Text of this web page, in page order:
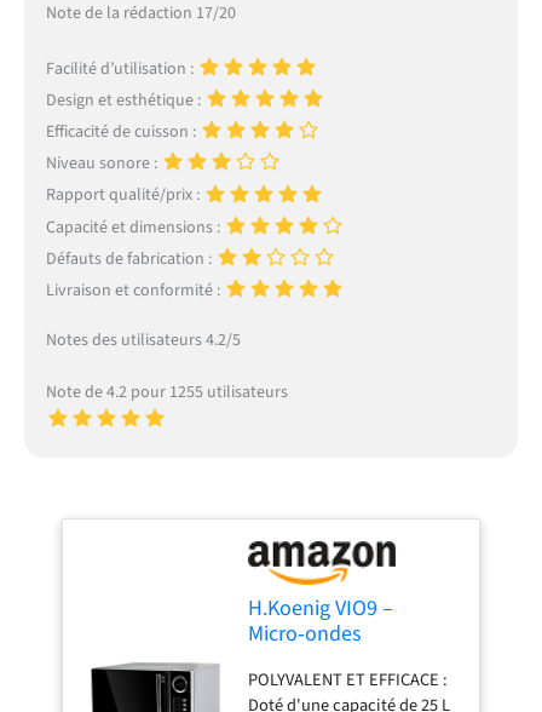
Note de la rédaction 17/20
Facilité d’utilisation :
Design et esthétique :
Efficacité de cuisson :
Niveau sonore :
Rapport qualité/prix :
Capacité et dimensions :
Défauts de fabrication :
Livraison et conformité :
Notes des utilisateurs 4.2/5
Note de 4.2 pour 1255 utilisateurs
H.Koenig VIO9 –
Micro‑ondes
1000W, Plateau
POLYVALENT ET EFFICACE :
Doté d'une capacité de 25 L